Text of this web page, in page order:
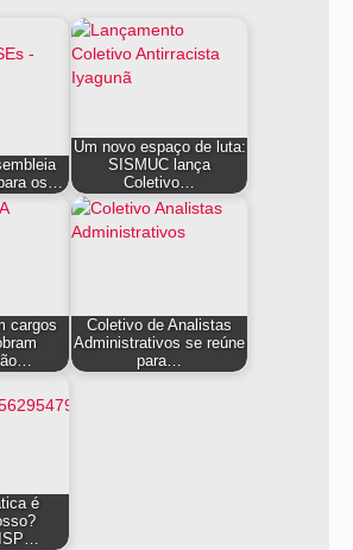
os…
Um novo espaço de luta:
SISMUC lança
Coletivo…
cargos
Coletivo de Analistas
Administrativos se reúne
para…
é